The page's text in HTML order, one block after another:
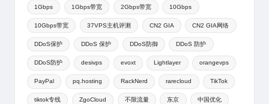
1Gbps 1Gbps带宽 2Gbps带宽 10Gbps
10Gbps带宽 37VPS主机评测 CN2 GIA CN2 GIA网络
DDoS保护 DDoS 保护 DDoS防御 DDoS 防护
DDoS防护 desivps evoxt Lightlayer orangevps
PayPal pq.hosting RackNerd rarecloud TikTok
tiktok专线 ZgoCloud 不限流量 东京 中国优化